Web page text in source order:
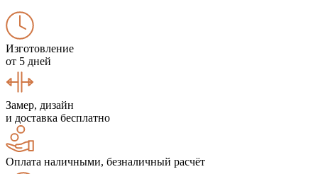
Изготовление
от 5 дней
Замер, дизайн
и доставка бесплатно
Оплата наличными, безналичный расчёт